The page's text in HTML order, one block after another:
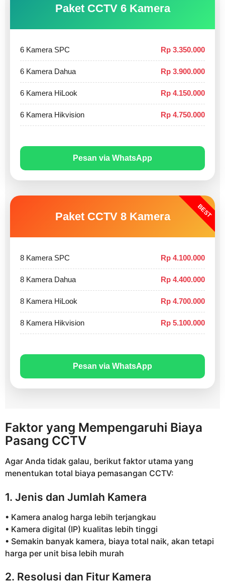
Paket CCTV 6 Kamera
6 Kamera SPC Rp 3.350.000
6 Kamera Dahua Rp 3.900.000
6 Kamera HiLook Rp 4.150.000
6 Kamera Hikvision Rp 4.750.000
Pesan via WhatsApp
BEST
Paket CCTV 8 Kamera
8 Kamera SPC Rp 4.100.000
8 Kamera Dahua Rp 4.400.000
8 Kamera HiLook Rp 4.700.000
8 Kamera Hikvision Rp 5.100.000
Pesan via WhatsApp
Faktor yang Mempengaruhi Biaya
Pasang CCTV
Agar Anda tidak galau, berikut faktor utama yang
menentukan total biaya pemasangan CCTV:
1. Jenis dan Jumlah Kamera
• Kamera analog harga lebih terjangkau
• Kamera digital (IP) kualitas lebih tinggi
• Semakin banyak kamera, biaya total naik, akan tetapi
harga per unit bisa lebih murah
2. Resolusi dan Fitur Kamera